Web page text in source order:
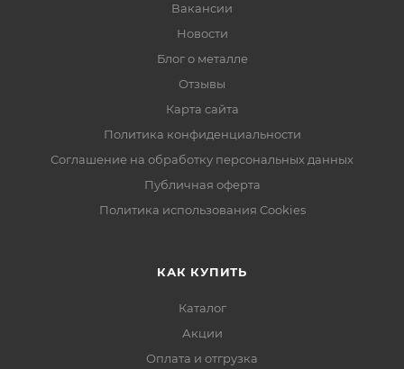
Вакансии
Новости
Блог о металле
Отзывы
Карта сайта
Политика конфиденциальности
Соглашение на обработку персональных данных
Публичная оферта
Политика использования Cookies
КАК КУПИТЬ
Каталог
Акции
Оплата и отгрузка